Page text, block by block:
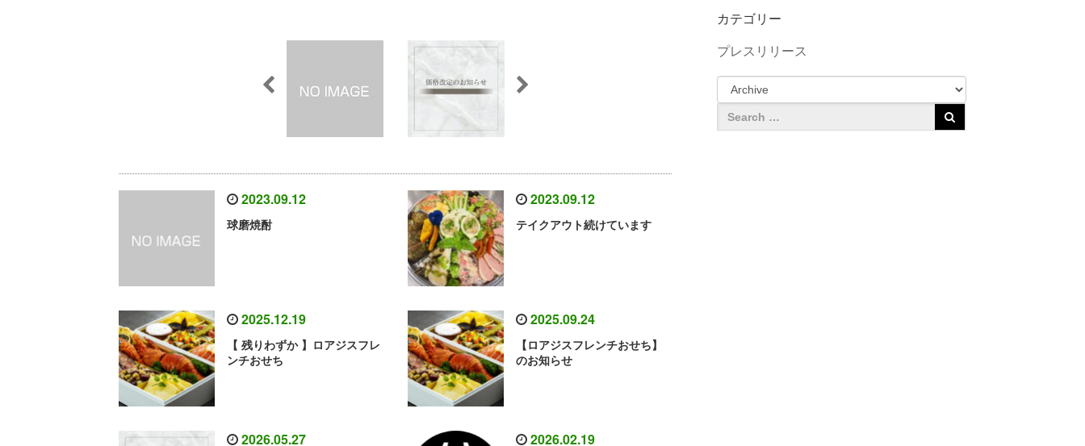
2023.09.12
球磨焼酎
2023.09.12
テイクアウト続けています
2025.12.19
【 残りわずか 】ロアジスフレ
ンチおせち
2025.09.24
【ロアジスフレンチおせち】
のお知らせ
2026.05.27 2026.02.19
カテゴリー
プレスリリース